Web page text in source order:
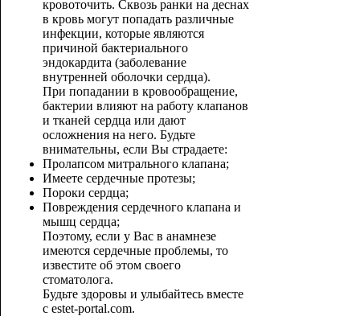
кровоточить. Сквозь ранки на деснах
в кровь могут попадать различные
инфекции, которые являются
причиной бактериального
эндокардита (заболевание
внутренней оболочки сердца).
При попадании в кровообращение,
бактерии влияют на работу клапанов
и тканей сердца или дают
осложнения на него. Будьте
внимательны, если Вы страдаете:
Пролапсом митрального клапана;
Имеете сердечные протезы;
Пороки сердца;
Повреждения сердечного клапана и
мышц сердца;
Поэтому, если у Вас в анамнезе
имеются сердечные проблемы, то
известите об этом своего
стоматолога.
Будьте здоровы и улыбайтесь вместе
с estet-portal.com.